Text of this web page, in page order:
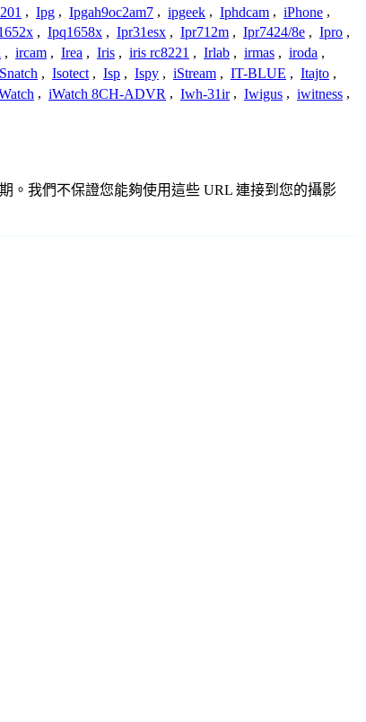
, Ipg , Ipgah9oc2am7 , ipgeek , Iphdcam , iPhone ,
, Ipq1658x , Ipr31esx , Ipr712m , Ipr7424/8e , Ipro ,
, ircam , Irea , Iris , iris rc8221 , Irlab , irmas , iroda ,
, Isotect , Isp , Ispy , iStream , IT-BLUE , Itajto ,
, iWatch 8CH-ADVR , Iwh-31ir , Iwigus , iwitness ,
。我們不保證您能夠使用這些 URL 連接到您的攝影